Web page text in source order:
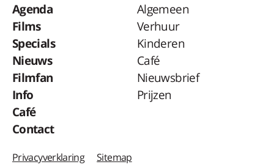
Agenda
Films
Specials
Nieuws
Filmfan
Info
Café
Contact
Algemeen
Verhuur
Kinderen
Café
Nieuwsbrief
Prijzen
Privacyverklaring Sitemap